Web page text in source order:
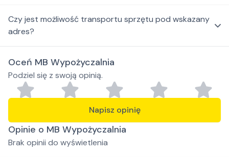
Czy jest możliwość transportu sprzętu pod wskazany
adres?
Oceń MB Wypożyczalnia
Podziel się z swoją opinią.
Napisz opinię
Opinie o MB Wypożyczalnia
Brak opinii do wyświetlenia